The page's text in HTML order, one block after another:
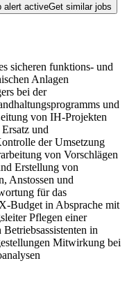
alert activeGet similar jobs
sicheren funktions- und
Anlagen
bei der
und
von IH-Projekten
und
der Umsetzung
von Vorschlägen
Erstellung von
Anstossen und
für das
Budget in Absprache mit
Pflegen einer
in
Mitwirkung bei